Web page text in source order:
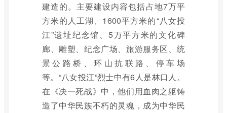
建造的。主要建设内容包括占地7万平
方米的人工湖、1600平方米的“八女投
江”遗址纪念馆、5万平方米的文化碑
廊、雕塑、纪念广场、旅游服务区、统
景公路桥、环山抗联路、停车场
等。“八女投江”烈士中有6人是林口人。
在《决一死战》中，他们用血肉之躯铸
造了中华民族不朽的灵魂，成为中华民